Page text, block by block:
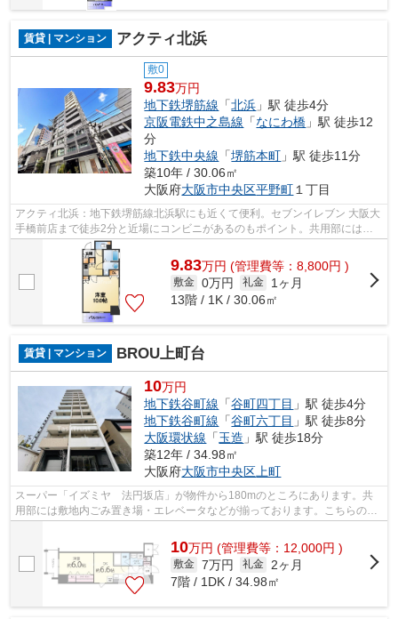
賃貸 | マンション アクティ北浜
敷0
9.83万円
地下鉄堺筋線 「北浜 」駅 徒歩4分
京阪電鉄中之島線 「なにわ橋 」駅 徒歩12
分
地下鉄中央線 「堺筋本町 」駅 徒歩11分
築10年 / 30.06㎡
大阪府大阪市中央区平野町１丁目
アクティ北浜：地下鉄堺筋線北浜駅にも近くて便利。セブンイレブン 大阪大
手橋前店まで徒歩2分と近場にコンビニがあるのもポイント。共用部には敷
地内ごみ置き場・エレベータなどが備...
9.83万円 (管理費等：8,800円 )
敷金 0万円 礼金
1ヶ月
13階 / 1K / 30.06㎡
賃貸 | マンション BROU上町台
10万円
地下鉄谷町線 「谷町四丁目 」駅 徒歩4分
地下鉄谷町線 「谷町六丁目 」駅 徒歩8分
大阪環状線 「玉造 」駅 徒歩18分
築12年 / 34.98㎡
大阪府大阪市中央区 上町
スーパー「イズミヤ 法円坂店」が物件から180mのところにあります。共
用部には敷地内ごみ置き場・エレベータなどが揃っております。こちらの物
10万円 (管理費等：12,000円 )
敷金 7万円 礼金
2ヶ月
7階 / 1DK / 34.98㎡